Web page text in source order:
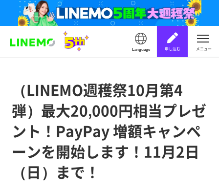
Language 申し込む メニュー
（LINEMO週穫祭10月第4
弾）最大20,000円相当プレゼ
ント！PayPay 増額キャンペ
ーンを開始します！11月2日
（日）まで！